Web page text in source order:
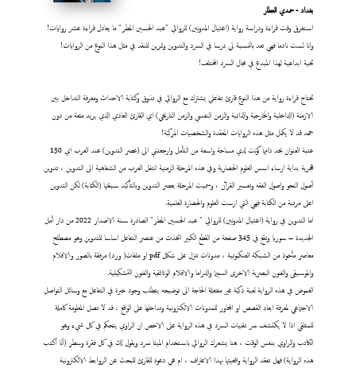
بغداد - حمدي العطار
استغرق وقت قراءة ودراسة رواية (اغتيال المدونين) للروائي "عبد الحسين المطر" ما يعادل قراءة عشر روايات!
وانا لست نادما فهي تعد بالنسبة لي درسا في السرد والتدوين وتمرين للنقد في مثل هذا النوع من الروايات!
تحية ابداعية لهذا المبدع في مجال السرد المختلف!
تحتاج قراءة رواية من هذا النوع قارئ تفاعلي يشترك مع الروائي في تذوق وكتابة الاحداث ومعرفة التداخل بين
الازمنة (الداخلية والخارجية والذاتية والزمن النفسي والزمن التاريخي) اي القارئ العادي الذي يريد متعة من دون
جهد قد لا يكمل مثل هذه الروايات المعقدة والشخصيات المركبة!
عتبة العنوان بحد ذاتها كونت لدي مساحة واسعة من التأمل وارجعتني الى (عصر التدوين) عند العرب اي 150
هجرية بداية ارساء اسس العلوم الحضارية وفي هذه المرحلة الزمنية انتقل العرب من الشفاهية الى التدوين ، تدوين
أصول النحو واصول الفقه وتفسير القرآن ، وسميت المرحلة بعصر التدوين وبالتأكيد سبقتها (الكتابة) لكن التدوين
اعلى مرتبة من الكتابة فهي التي ارست العلوم والحضارة العلمية.
اما التدوين في رواية (اغتيال المدونين) للروائي " عبد الحسين المطر" الصادرة سنة الاصدار 2022 من دار أمل
الجديدة – سوريا وتقع في 345 صفحة من القطع الكبير اتخذت من عنصر التفاعل اساسا للتدوين وهو مصطلح
معاصر مأخوذ من الشبكة العنكبوتية ، مدونات تنزل على شكل pdf او ملفات( ورد) مرفقة بالصور والافلام
والموسيقى والفنون البصرية الاخرى السينما والدراما والافلام الوثائقية والفنون التشكيلية.
الغموض في هذه الرواية لعبة ذكية غير مفتعلة الحاجة الى توضيحه يتطلب وجود خبرة في التفاعل مع وسائل التواصل
الاجتماعي لمعرفة ابعاد القصص او المحاور للمدونات الالكترونية وتداخلها على الواقع ، قد لا تصل المعلومة كاملة
للمتلقي اذا لا يكتشف سر تقنيات السرد في هذه الرواية على الاخص ان الراوي يتحكم في كل شيء وهو
الكاتب والراوي بنفس الوقت ، هنا يشعرك الروائي باستخدام الميتا سرد ويقول لك في كل فقرة وسطر (أنا اكتب
هذه الرواية) فهل تفقد الرواية واقعيتها بهذا الاعتراف ، ام هي دعوة للقارئ للبحث عن الروابط الالكترونية